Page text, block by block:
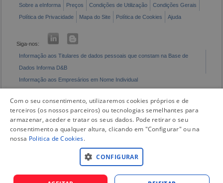
Sobre a eInforma Preços Condições de Utilização
Condições Gerais
Política de Privacidade
Mapa do Site Política de Cookies Ajuda
Siga-nos:
Informação aos Titulares de dados pessoais que constam na Base de
Dados Informa D&B
Informação aos Empresários em Nome Individual
Com o seu consentimento, utilizaremos cookies próprios e de
terceiros (os nossos parceiros) ou tecnologias semelhantes para
armazenar, aceder e tratar os seus dados. Pode retirar o seu
consentimento a qualquer altura, clicando em "Configurar" ou na
nossa Politica de Cookies.
CONFIGURAR